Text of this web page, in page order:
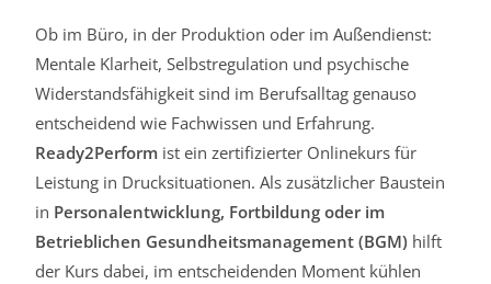
Ob im Büro, in der Produktion oder im Außendienst:
Mentale Klarheit, Selbstregulation und psychische
Widerstandsfähigkeit sind im Berufsalltag genauso
entscheidend wie Fachwissen und Erfahrung.
Ready2Perform ist ein zertifizierter Onlinekurs für
Leistung in Drucksituationen. Als zusätzlicher Baustein
in Personalentwicklung, Fortbildung oder im
Betrieblichen Gesundheitsmanagement (BGM) hilft
der Kurs dabei, im entscheidenden Moment kühlen